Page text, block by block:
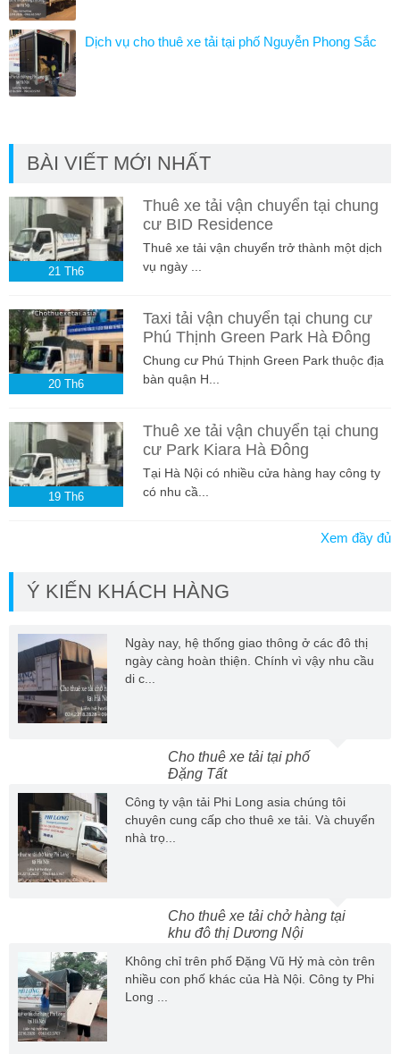
Dịch vụ cho thuê xe tải tại phố Nguyễn Phong Sắc
BÀI VIẾT MỚI NHẤT
21 Th6
Thuê xe tải vận chuyển tại chung
cư BID Residence
Thuê xe tải vận chuyển trở thành một dịch
vụ ngày ...
20 Th6
Taxi tải vận chuyển tại chung cư
Phú Thịnh Green Park Hà Đông
Chung cư Phú Thịnh Green Park thuộc địa
bàn quận H...
19 Th6
Thuê xe tải vận chuyển tại chung
cư Park Kiara Hà Đông
Tại Hà Nội có nhiều cửa hàng hay công ty
có nhu cầ...
Xem đầy đủ
Ý KIẾN KHÁCH HÀNG
Ngày nay, hệ thống giao thông ở các đô thị
ngày càng hoàn thiện. Chính vì vậy nhu cầu
di c...
Cho thuê xe tải tại phố
Đặng Tất
Công ty vận tải Phi Long asia chúng tôi
chuyên cung cấp cho thuê xe tải. Và chuyển
nhà trọ...
Cho thuê xe tải chở hàng tại
khu đô thị Dương Nội
Không chỉ trên phố Đặng Vũ Hỷ mà còn trên
nhiều con phố khác của Hà Nội. Công ty Phi
Long ...